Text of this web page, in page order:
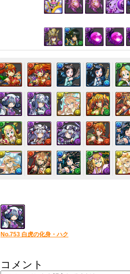
No.753 白虎の化身・ハク
コメント